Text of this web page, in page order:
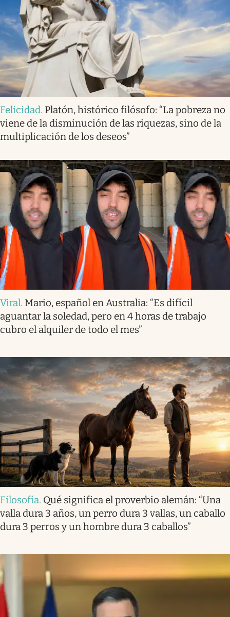
Felicidad. Platón, histórico filósofo: “La pobreza no
viene de la disminución de las riquezas, sino de la
multiplicación de los deseos”
Viral. Mario, español en Australia: “Es difícil
aguantar la soledad, pero en 4 horas de trabajo
cubro el alquiler de todo el mes”
Filosofía. Qué significa el proverbio alemán: “Una
valla dura 3 años, un perro dura 3 vallas, un caballo
dura 3 perros y un hombre dura 3 caballos”